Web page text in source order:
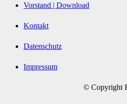
Vorstand | Download
Kontakt
Datenschutz
Impressum
© Copyright